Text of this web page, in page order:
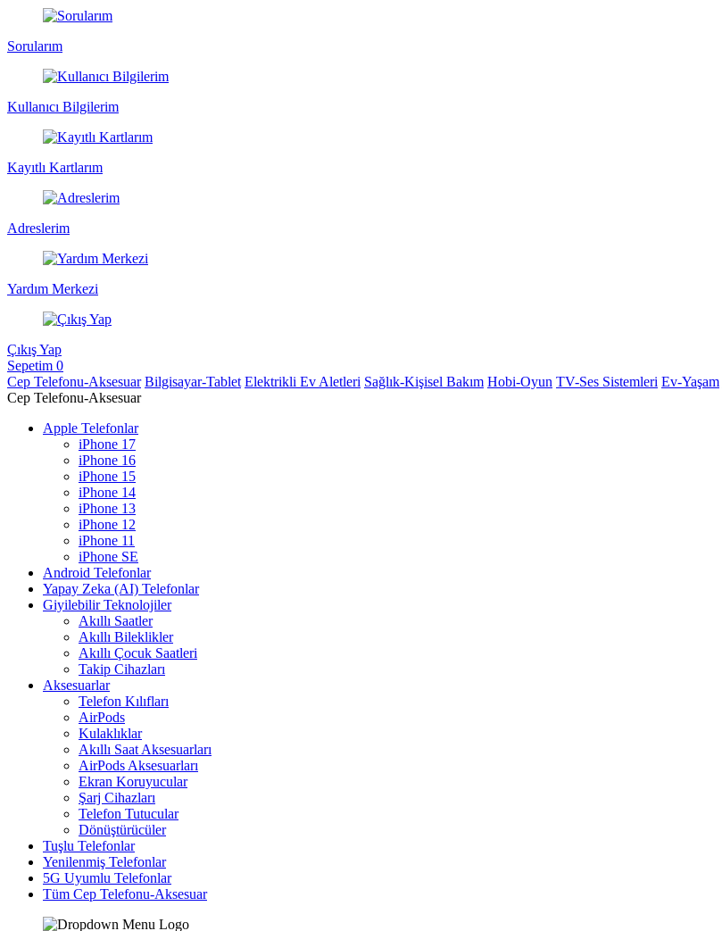
Sorularım
Kullanıcı Bilgilerim
Kayıtlı Kartlarım
Adreslerim
Yardım Merkezi
Çıkış Yap
Sepetim 0
Cep Telefonu-Aksesuar Bilgisayar-Tablet Elektrikli Ev Aletleri Sağlık-Kişisel Bakım Hobi-Oyun TV-Ses Sistemleri Ev-Yaşam
Cep Telefonu-Aksesuar
Apple Telefonlar
iPhone 17
iPhone 16
iPhone 15
iPhone 14
iPhone 13
iPhone 12
iPhone 11
iPhone SE
Android Telefonlar
Yapay Zeka (AI) Telefonlar
Giyilebilir Teknolojiler
Akıllı Saatler
Akıllı Bileklikler
Akıllı Çocuk Saatleri
Takip Cihazları
Aksesuarlar
Telefon Kılıfları
AirPods
Kulaklıklar
Akıllı Saat Aksesuarları
AirPods Aksesuarları
Ekran Koruyucular
Şarj Cihazları
Telefon Tutucular
Dönüştürücüler
Tuşlu Telefonlar
Yenilenmiş Telefonlar
5G Uyumlu Telefonlar
Tüm Cep Telefonu-Aksesuar